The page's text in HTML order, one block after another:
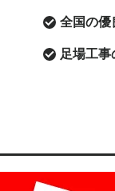
全国の優
足場工事